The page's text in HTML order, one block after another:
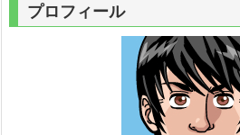
プロフィール